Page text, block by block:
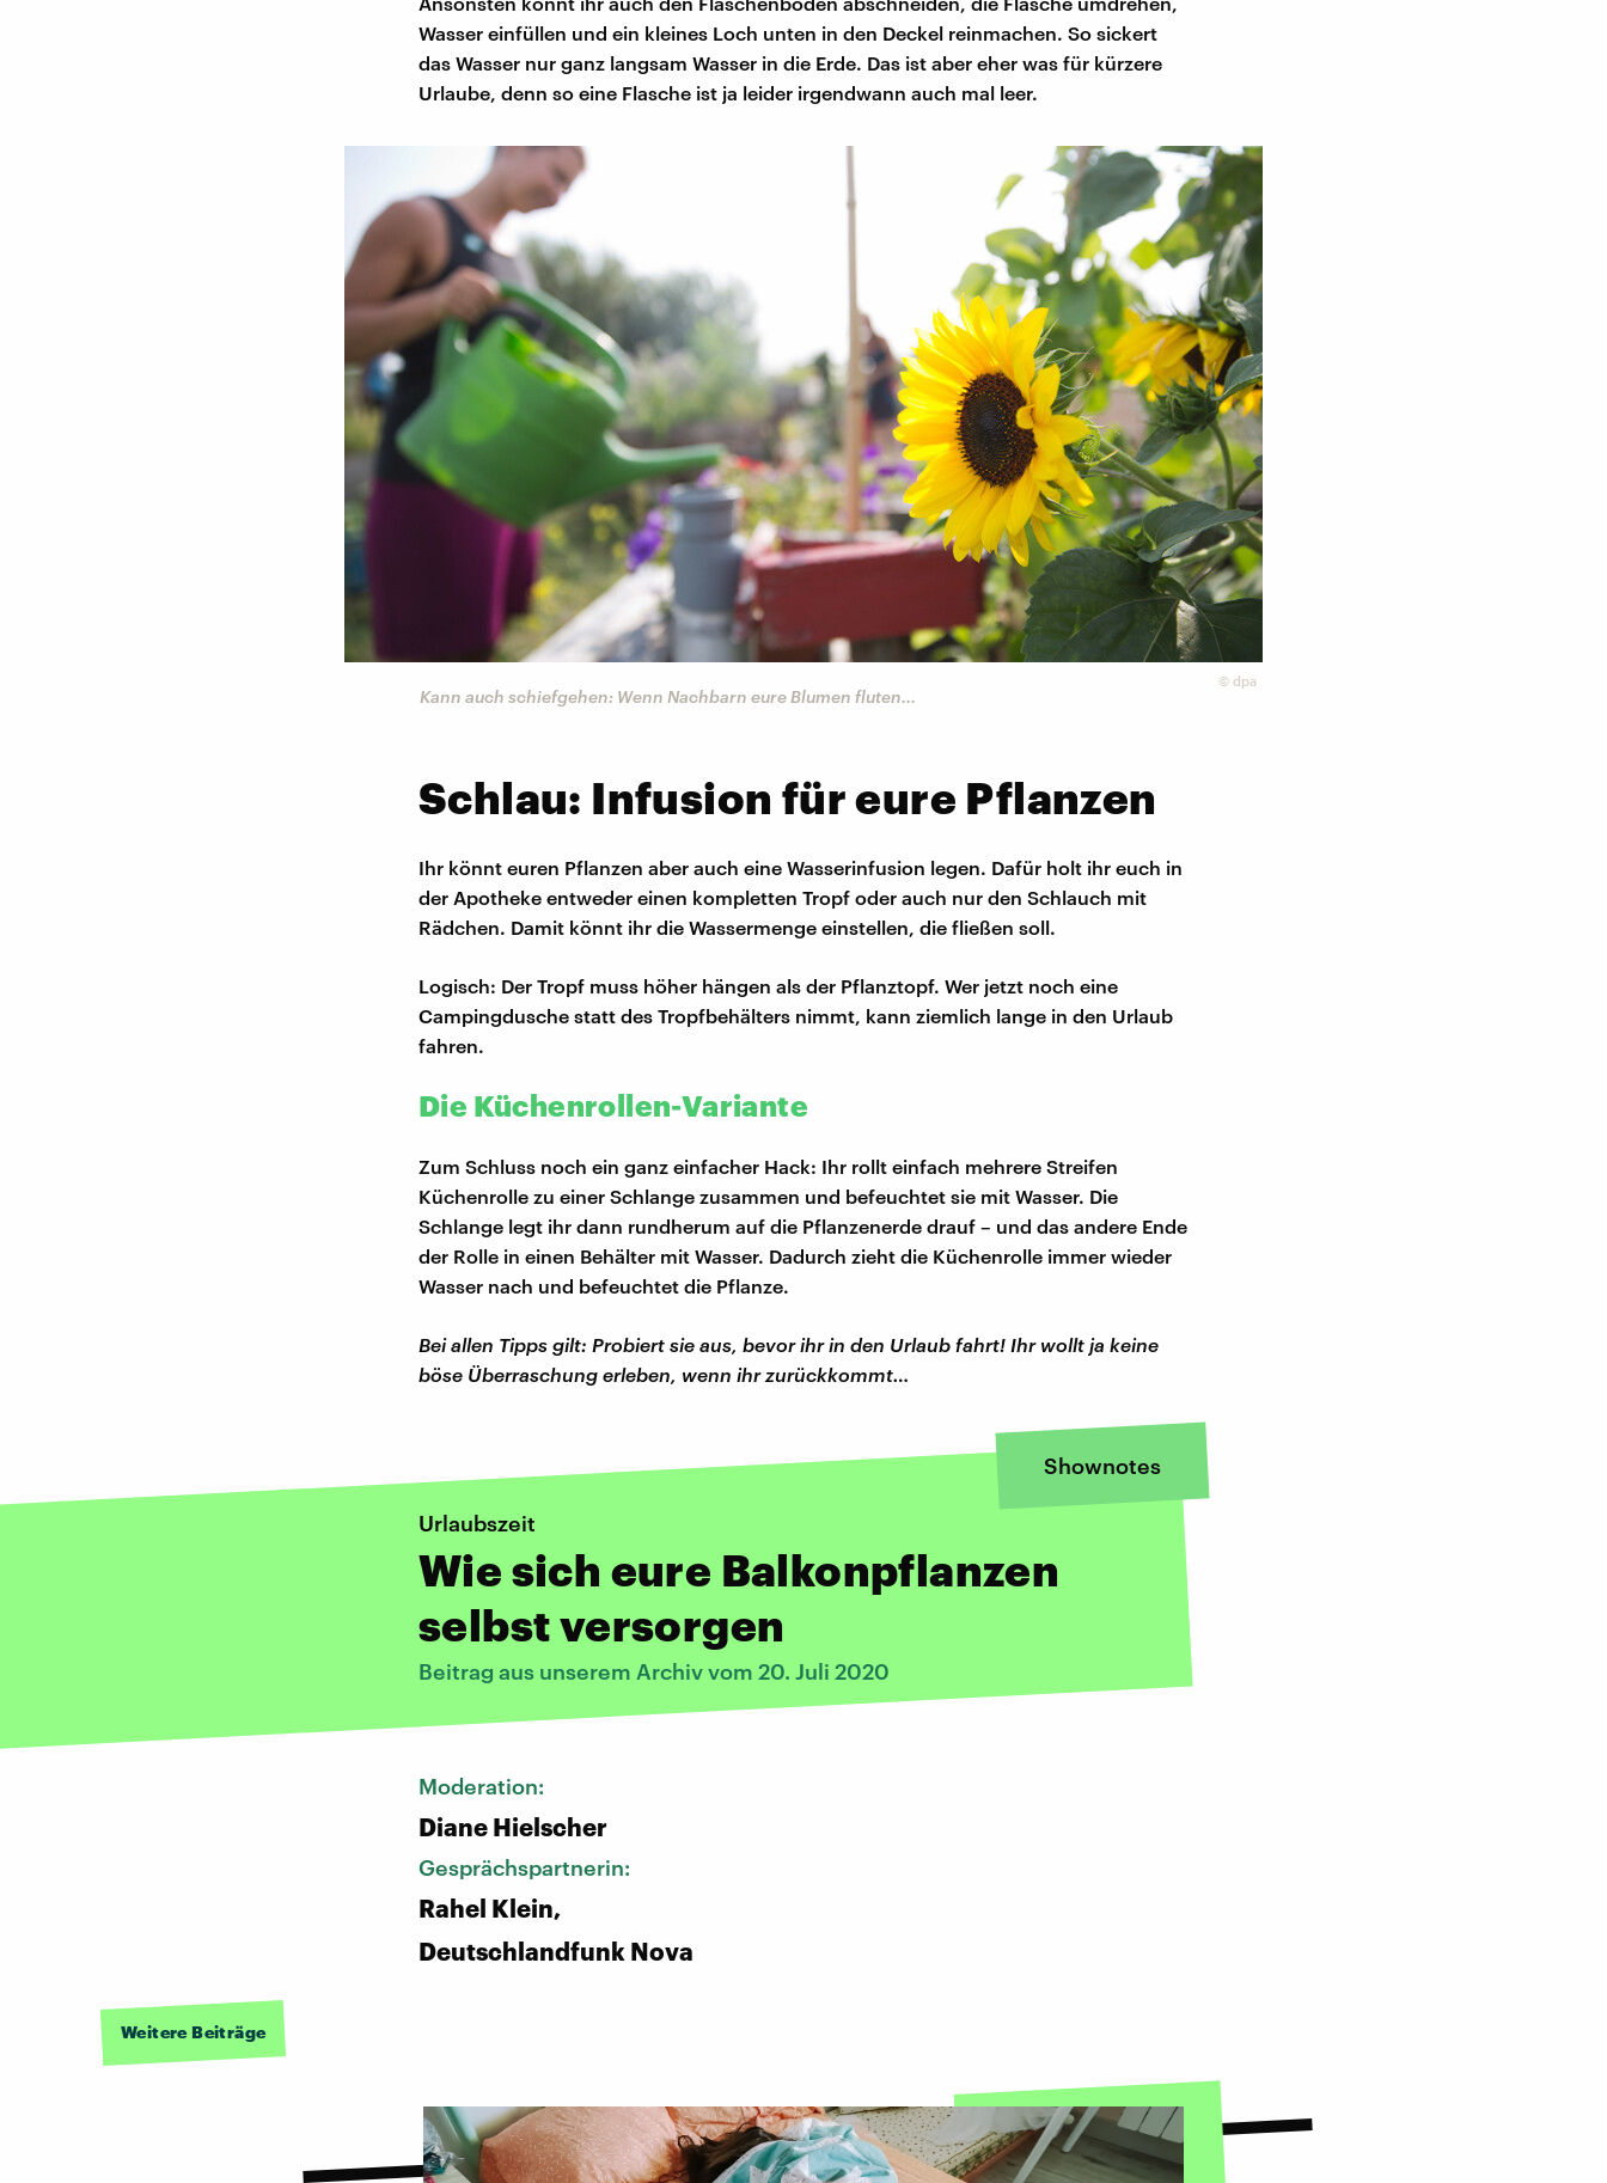
Wasser einfüllen und ein kleines Loch unten in den Deckel reinmachen. So sickert
das Wasser nur ganz langsam Wasser in die Erde. Das ist aber eher was für kürzere
Urlaube, denn so eine Flasche ist ja leider irgendwann auch mal leer.
© dpa
Kann auch schiefgehen: Wenn Nachbarn eure Blumen fluten...
Schlau: Infusion für eure Pflanzen
Ihr könnt euren Pflanzen aber auch eine Wasserinfusion legen. Dafür holt ihr euch in
der Apotheke entweder einen kompletten Tropf oder auch nur den Schlauch mit
Rädchen. Damit könnt ihr die Wassermenge einstellen, die fließen soll.
Logisch: Der Tropf muss höher hängen als der Pflanztopf. Wer jetzt noch eine
Campingdusche statt des Tropfbehälters nimmt, kann ziemlich lange in den Urlaub
fahren.
Die Küchenrollen-Variante
Zum Schluss noch ein ganz einfacher Hack: Ihr rollt einfach mehrere Streifen
Küchenrolle zu einer Schlange zusammen und befeuchtet sie mit Wasser. Die
Schlange legt ihr dann rundherum auf die Pflanzenerde drauf – und das andere Ende
der Rolle in einen Behälter mit Wasser. Dadurch zieht die Küchenrolle immer wieder
Wasser nach und befeuchtet die Pflanze.
Bei allen Tipps gilt: Probiert sie aus, bevor ihr in den Urlaub fahrt! Ihr wollt ja keine
böse Überraschung erleben, wenn ihr zurückkommt…
Shownotes
Urlaubszeit
Wie sich eure Balkonpflanzen
selbst versorgen
Beitrag aus unserem Archiv vom 20. Juli 2020
Moderation:
Diane Hielscher
Gesprächspartnerin:
Rahel Klein,
Deutschlandfunk Nova
Weitere Beiträge